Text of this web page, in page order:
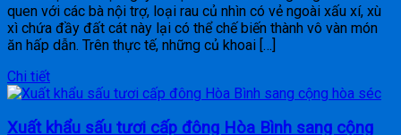
quen với các bà nội trợ, loại rau củ nhìn có vẻ ngoài xấu xí, xù
xì chứa đầy đất cát này lại có thể chế biến thành vô vàn món
ăn hấp dẫn. Trên thực tế, những củ khoai […]
Chi tiết
Xuất khẩu sấu tươi cấp đông Hòa Bình sang cộng